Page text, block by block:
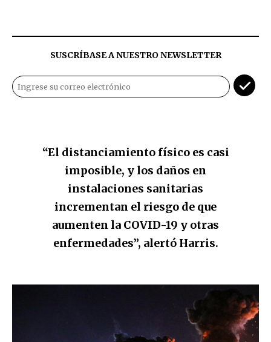
SUSCRÍBASE A NUESTRO NEWSLETTER
“El distanciamiento físico es casi
imposible, y los daños en
instalaciones sanitarias
incrementan el riesgo de que
aumenten la COVID-19 y otras
enfermedades”, alertó Harris.